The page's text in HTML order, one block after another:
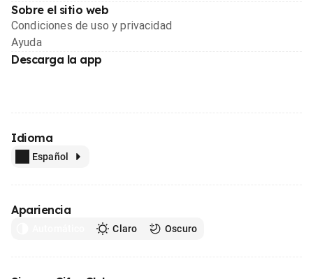
Sobre el sitio web
Condiciones de uso y privacidad
Ayuda
Descarga la app
Idioma
Español
Apariencia
Claro Oscuro